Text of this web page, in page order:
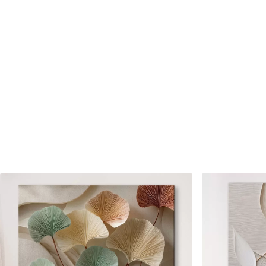
✓
✓Biztonságos, szagtalan tinta
✗ Vászonhatású felület
✗Környezetbarát anyag
✓
✓ Biztonságos,
✓ Vászonhatású felület
✗ Környezetbarát anyag